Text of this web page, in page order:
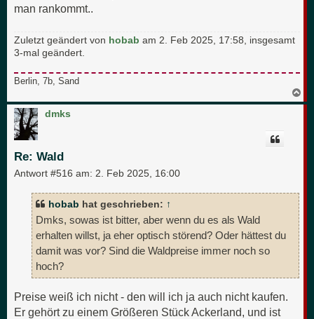
man rankommt..
Zuletzt geändert von hobab am 2. Feb 2025, 17:58, insgesamt
3-mal geändert.
Berlin, 7b, Sand
a
dmks
Re: Wald
Antwort #516 am: 2. Feb 2025, 16:00
hobab hat geschrieben: ↑
Dmks, sowas ist bitter, aber wenn du es als Wald
erhalten willst, ja eher optisch störend? Oder hättest du
damit was vor? Sind die Waldpreise immer noch so
hoch?
Preise weiß ich nicht - den will ich ja auch nicht kaufen.
Er gehört zu einem Größeren Stück Ackerland, und ist